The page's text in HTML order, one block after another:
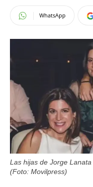
WhatsApp
Las hijas de Jorge
(Foto: Movilpress)